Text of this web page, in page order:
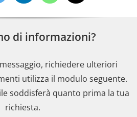
di informazioni?
richiedere ulteriori
utilizza il modulo seguente.
soddisferà quanto prima la tua
richiesta.